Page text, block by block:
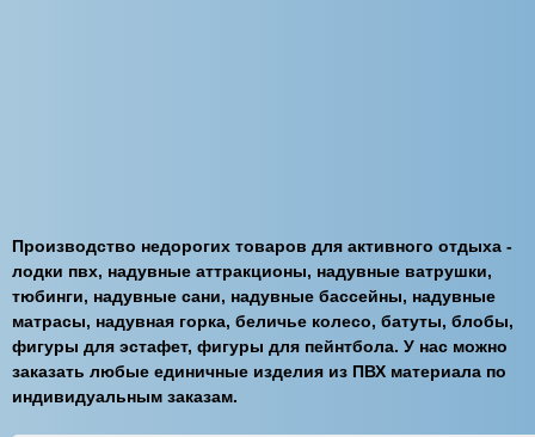
Производство недорогих товаров для активного отдыха -
лодки пвх, надувные аттракционы, надувные ватрушки,
тюбинги, надувные сани, надувные бассейны, надувные
матрасы, надувная горка, беличье колесо, батуты, блобы,
фигуры для эстафет, фигуры для пейнтбола. У нас можно
заказать любые единичные изделия из ПВХ материала по
индивидуальным заказам.